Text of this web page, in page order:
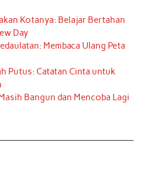
Kotanya: Belajar Bertahan
Day
Membaca Ulang Peta
Putus: Catatan Cinta untuk
Bangun dan Mencoba Lagi